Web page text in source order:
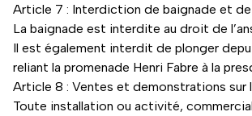
Article 7 : Interdiction de baignade et
La baignade est interdite au droit de
Il est également interdit de plonger
reliant la promenade Henri Fabre à la
Article 8 : Ventes et demonstrations sur
Toute installation ou activité,